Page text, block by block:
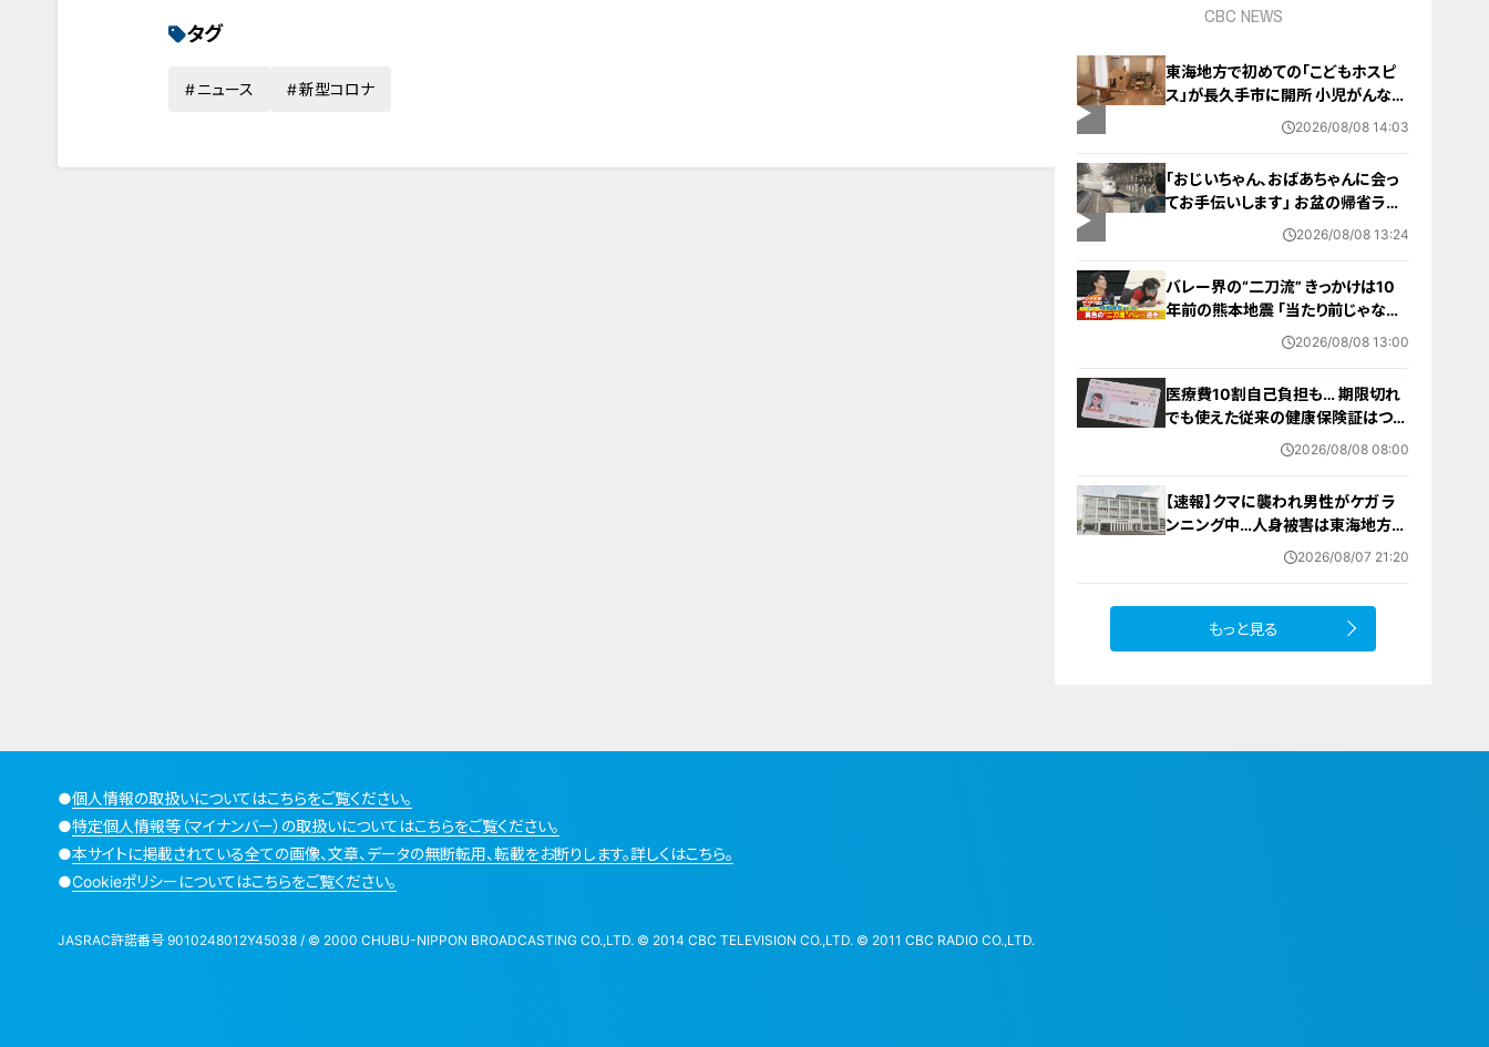
タグ
ニュース 新型コロナ
CBC NEWS
東海地方で初めての「こどもホスピ
ス」が長久手市に開所 小児がんなど
重い病気の子どもと家族を支える施
2026/08/08 14:03
「おじいちゃん、おばあちゃんに会っ
てお手伝いします」 お盆の帰省ラッ
シュが本格化 東海道新幹線下りがピ
2026/08/08 13:24
バレー界の“二刀流” きっかけは10
年前の熊本地震 ｢当たり前じゃなか
った｣ オフシーズンゼロの過酷スケ
2026/08/08 13:00
医療費10割自己負担も… 期限切れ
でも使えた従来の健康保険証はつい
に終了 8月以降起こりうるマイナ保
2026/08/08 08:00
【速報】クマに襲われ男性がケガ ラ
ンニング中…人身被害は東海地方で
今シーズン初めて 岐阜県高山市
2026/08/07 21:20
もっと見る
●個人情報の取扱いについてはこちらをご覧ください。
●特定個人情報等（マイナンバー）の取扱いについてはこちらをご覧ください。
●本サイトに掲載されている全ての画像、文章、データの無断転用、転載をお断りします。詳しくはこちら。
●Cookieポリシーについてはこちらをご覧ください。
JASRAC許諾番号 9010248012Y45038 / © 2000 CHUBU-NIPPON BROADCASTING CO.,LTD. © 2014 CBC TELEVISION CO.,LTD. © 2011 CBC RADIO CO.,LTD.